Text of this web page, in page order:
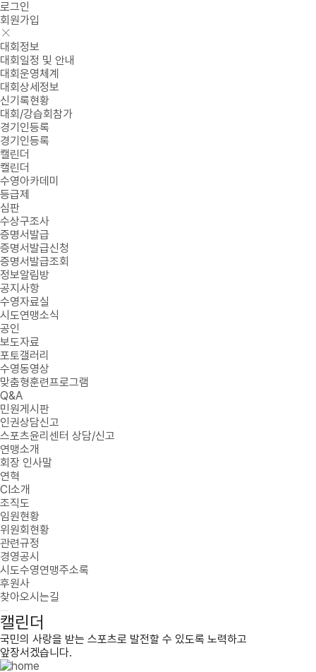
로그인
회원가입
대회정보
대회일정 및 안내
대회운영체계
대회상세정보
신기록현황
대회/강습회참가
경기인등록
경기인등록
캘린더
캘린더
수영아카데미
등급제
심판
수상구조사
증명서발급
증명서발급신청
증명서발급조회
정보알림방
공지사항
수영자료실
시도연맹소식
공인
보도자료
포토갤러리
수영동영상
맞춤형훈련프로그램
Q&A
민원게시판
인권상담신고
스포츠윤리센터 상담/신고
연맹소개
회장 인사말
연혁
CI소개
조직도
임원현황
위원회현황
관련규정
경영공시
시도수영연맹주소록
후원사
찾아오시는길
캘린더
국민의 사랑을 받는 스포츠로 발전할 수 있도록 노력하고
앞장서겠습니다.